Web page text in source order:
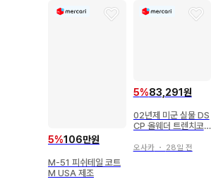
[ 상태 ] : D: 사용감 있음, 큰 얼룩, 데미지,
(데미지 등, 첫 번째 버튼 파손
※ 배송 방법은 [ 미정 ]으로 되어 있으나,
사가와 익스프레스 택배로 발송됩니다.
반품 안내
상품 도착 후 7일 이내에 연락 주시면 반품
개인 사정으로 인한 반품 시, 배송비는 부담
5%106만원
M-51 피쉬테일 코트
M USA 제조
5%83,291원
02년제 미군 실물 DS
CP 올웨더 트렌치코
오사카・ 28일 전